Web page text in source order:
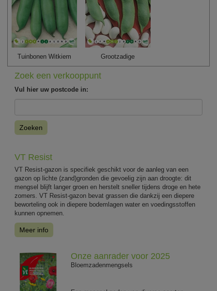
Tuinbonen Witkiem Grootzadige
Zoek een verkooppunt
Vul hier uw postcode in:
Zoeken
VT Resist
VT Resist-gazon is specifiek geschikt voor de aanleg van een
gazon op lichte (zand)gronden die gevoelig zijn aan droogte: dit
mengsel blijft langer groen en herstelt sneller tijdens droge en hete
zomers. VT Resist-gazon bevat grassen die dankzij een diepere
beworteling ook in diepere bodemlagen water en voedingsstoffen
kunnen opnemen.
Meer info
Onze aanrader voor 2025
Bloemzadenmengsels